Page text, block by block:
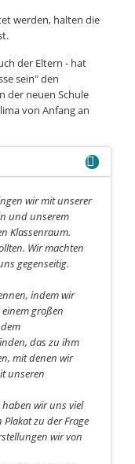
werden, halten die
der Eltern - hat
sein" den
der neuen Schule
von Anfang an
wir mit unserer
und unserem
Klassenraum.
Wir machten
gegenseitig.
indem wir
großen
das zu ihm
mit denen wir
unseren
haben wir uns viel
Plakat zu der Frage
wir von